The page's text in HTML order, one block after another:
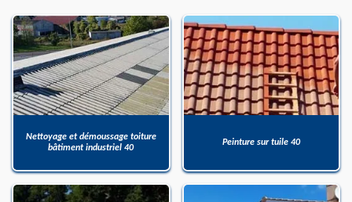
Nettoyage et démoussage toiture
bâtiment industriel 40
Peinture sur tuile 40